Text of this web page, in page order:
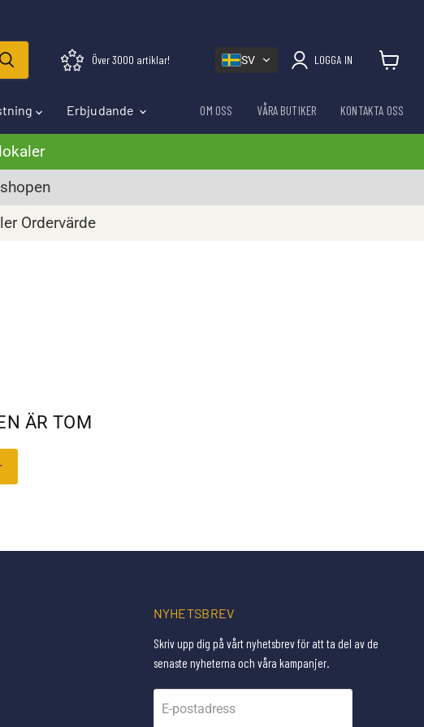
Över 3000 artiklar! SV LOGGA IN
Erbjudande OM OSS VÅRA BUTIKER KONTAKTA OSS
Ordervärde
ÄR TOM
NYHETSBREV
Skriv upp dig på vårt nyhetsbrev för att ta del av de
senaste nyheterna och våra kampanjer.
E-postadress